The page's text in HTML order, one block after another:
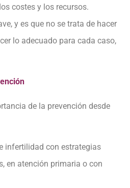
costes y los recursos.
y es que no se trata de hacer
lo adecuado para cada caso,
de la prevención desde
infertilidad con estrategias
en atención primaria o con